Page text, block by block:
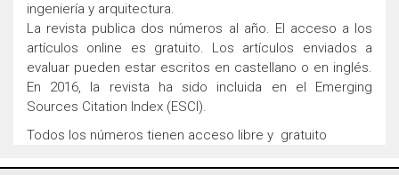
ingeniería y arquitectura.
La revista publica dos números al año. El acceso a los
artículos online es gratuito. Los artículos enviados a
evaluar pueden estar escritos en castellano o en inglés.
En 2016, la revista ha sido incluida en el Emerging
Sources Citation Index (ESCI).
Todos los números tienen acceso libre y gratuito